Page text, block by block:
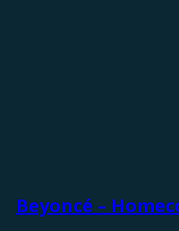
Beyoncé –